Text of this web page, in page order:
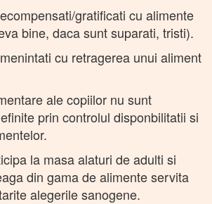
gratificati cu alimente
bine, daca sunt suparati, tristi).
cu retragerea unui aliment
ale copiilor nu sunt
prin controlul disponbilitatii si
la masa alaturi de adulti si
din gama de alimente servita
alegerile sanogene.